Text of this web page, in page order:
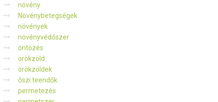
növény
Növénybetegségek
növények
növényvédőszer
öntözés
örökzöld
örökzöldek
őszi teendők
permetezés